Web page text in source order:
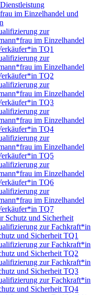
im Einzelhandel und
zur
im Einzelhandel
TQ1
zur
im Einzelhandel
TQ2
zur
im Einzelhandel
TQ3
zur
im Einzelhandel
TQ4
zur
im Einzelhandel
TQ5
zur
im Einzelhandel
TQ6
zur
im Einzelhandel
TQ7
Schutz und Sicherheit
zur Fachkraft*in
und Sicherheit TQ1
zur Fachkraft*in
und Sicherheit TQ2
zur Fachkraft*in
und Sicherheit TQ3
zur Fachkraft*in
und Sicherheit TQ4